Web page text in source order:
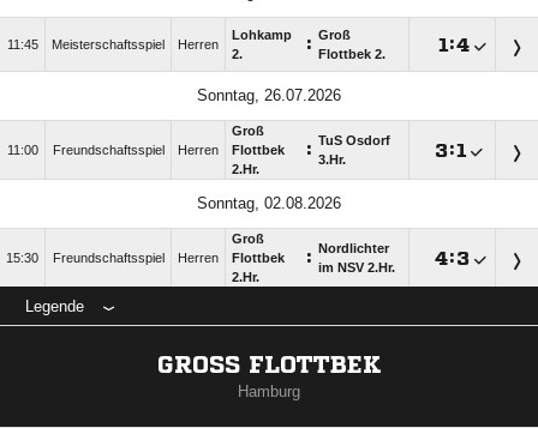
11:45 Meisterschaftsspiel Herren
Lohkamp
2.
: Groß
Flottbek 2.
:
Sonntag, 26.07.2026
11:00 Freundschaftsspiel Herren
Groß
Flottbek
2.Hr.
: TuS Osdorf
3.Hr.
:
Sonntag, 02.08.2026
15:30 Freundschaftsspiel Herren
Groß
Flottbek
2.Hr.
:
Nordlichter
im NSV 2.Hr.
:
Legende
GROSS FLOTTBEK
Hamburg